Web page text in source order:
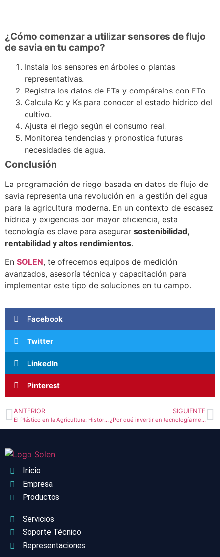
¿Cómo comenzar a utilizar sensores de flujo
de savia en tu campo?
Instala los sensores en árboles o plantas
representativas.
Registra los datos de ETa y compáralos con ETo.
Calcula Kc y Ks para conocer el estado hídrico del
cultivo.
Ajusta el riego según el consumo real.
Monitorea tendencias y pronostica futuras
necesidades de agua.
Conclusión
La programación de riego basada en datos de flujo de
savia representa una revolución en la gestión del agua
para la agricultura moderna. En un contexto de escasez
hídrica y exigencias por mayor eficiencia, esta
tecnología es clave para asegurar sostenibilidad,
rentabilidad y altos rendimientos.
En SOLEN, te ofrecemos equipos de medición
avanzados, asesoría técnica y capacitación para
implementar este tipo de soluciones en tu campo.
Facebook
Twitter
LinkedIn
Pinterest
ANTERIOR
El Plástico en la Agricultura: Historia, Usos y Soluciones Sostenibles
SIGUIENTE
¿Por qué invertir en tecnología meteorológica para la agricultura?
Inicio
Empresa
Productos
Servicios
Soporte Técnico
Representaciones